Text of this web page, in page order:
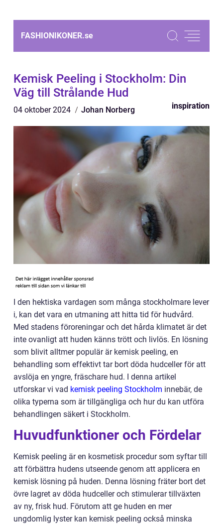
FASHIONIKONER.se
Kemisk Peeling i Stockholm: Din
Väg till Strålande Hud
04 oktober 2024 Johan Norberg inspiration
I den hektiska vardagen som många stockholmare lever
i, kan det vara en utmaning att hitta tid för hudvård.
Med stadens föroreningar och det hårda klimatet är det
inte ovanligt att huden känns trött och livlös. En lösning
som blivit alltmer populär är kemisk peeling, en
behandling som effektivt tar bort döda hudceller för att
avslöja en yngre, fräschare hud. I denna artikel
utforskar vi vad kemisk peeling Stockholm innebär, de
olika typerna som är tillgängliga och hur du kan utföra
behandlingen säkert i Stockholm.
Huvudfunktioner och Fördelar
Kemisk peeling är en kosmetisk procedur som syftar till
att förbättra hudens utseende genom att applicera en
kemisk lösning på huden. Denna lösning fräter bort det
övre lagret av döda hudceller och stimulerar tillväxten
av ny, frisk hud. Förutom att ge huden en mer
ungdomlig lyster kan kemisk peeling också minska